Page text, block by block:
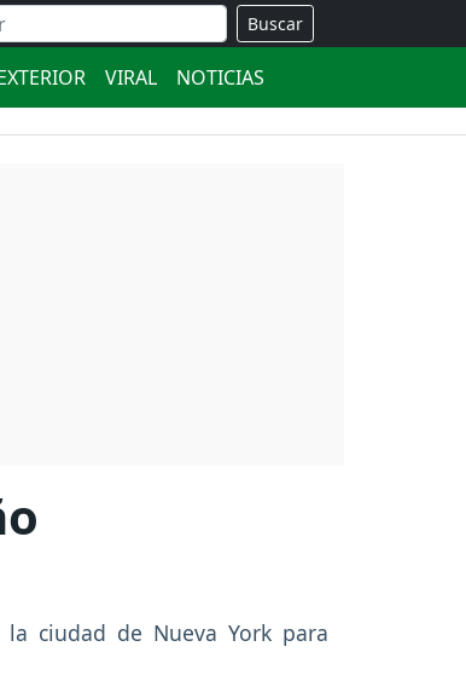
Buscar
VIRAL NOTICIAS
ciudad de Nueva York para